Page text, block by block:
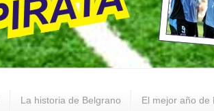
La historia de Belgrano El mejor año de